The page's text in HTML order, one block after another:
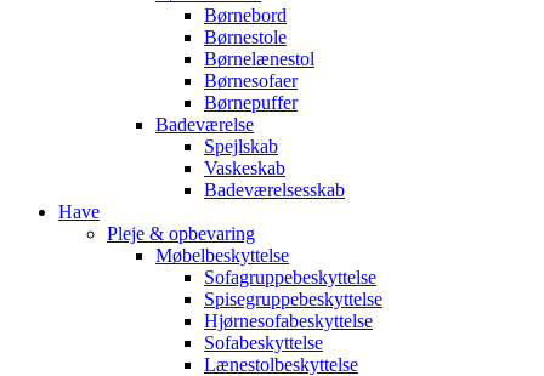
Børnebord
Børnestole
Børnelænestol
Børnesofaer
Børnepuffer
Badeværelse
Spejlskab
Vaskeskab
Badeværelsesskab
Have
Pleje & opbevaring
Møbelbeskyttelse
Sofagruppebeskyttelse
Spisegruppebeskyttelse
Hjørnesofabeskyttelse
Sofabeskyttelse
Lænestolbeskyttelse